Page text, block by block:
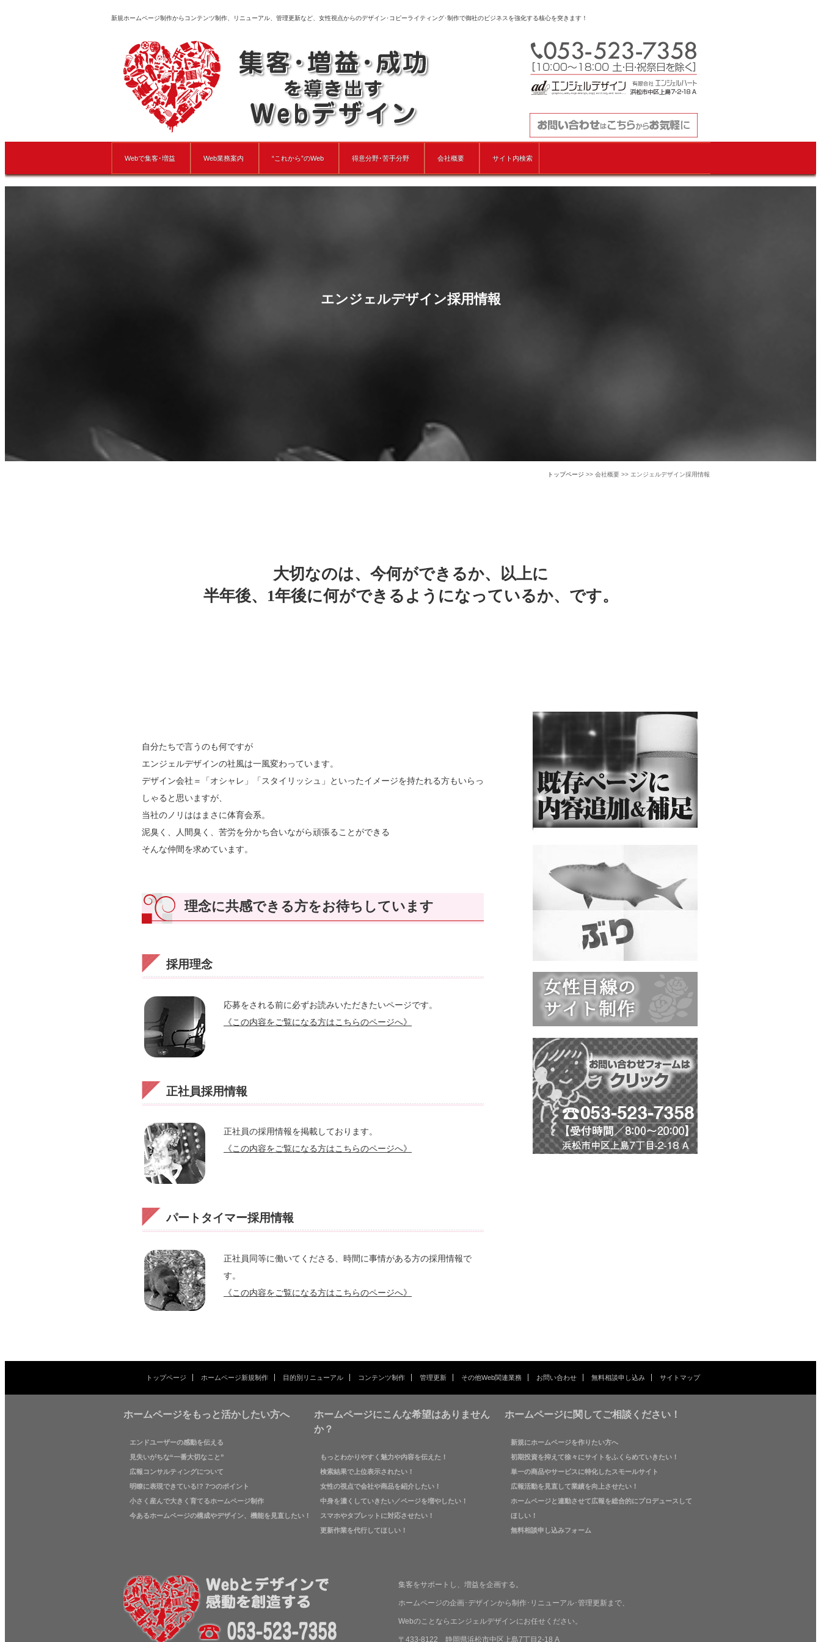
新規ホームページ制作からコンテンツ制作、リニューアル、管理更新など、女性視点からのデザイン･コピーライティング･制作で御社のビジネスを強化する核心を突きます！
Webで集客･増益 Web業務案内 “これから”のWeb 得意分野･苦手分野 会社概要 サイト内検索
エンジェルデザイン採用情報
トップページ >> 会社概要 >> エンジェルデザイン採用情報
大切なのは、今何ができるか、以上に
半年後、1年後に何ができるようになっているか、です。
自分たちで言うのも何ですが
エンジェルデザインの社風は一風変わっています。
デザイン会社＝「オシャレ」「スタイリッシュ」といったイメージを持たれる方もいらっ
しゃると思いますが、
当社のノリははまさに体育会系。
泥臭く、人間臭く、苦労を分かち合いながら頑張ることができる
そんな仲間を求めています。
理念に共感できる方をお待ちしています
採用理念
応募をされる前に必ずお読みいただきたいページです。
《この内容をご覧になる方はこちらのページへ》
正社員採用情報
正社員の採用情報を掲載しております。
《この内容をご覧になる方はこちらのページへ》
パートタイマー採用情報
正社員同等に働いてくださる、時間に事情がある方の採用情報で
す。
《この内容をご覧になる方はこちらのページへ》
トップページ ホームページ新規制作 目的別リニューアル コンテンツ制作 管理更新 その他Web関連業務 お問い合わせ 無料相談申し込み サイトマップ
ホームページをもっと活かしたい方へ
エンドユーザーの感動を伝える
見失いがちな“一番大切なこと”
広報コンサルティングについて
明瞭に表現できている!? 7つのポイント
小さく産んで大きく育てるホームページ制作
今あるホームページの構成やデザイン、機能を見直したい！
ホームページにこんな希望はありません
か？
もっとわかりやすく魅力や内容を伝えた！
検索結果で上位表示されたい！
女性の視点で会社や商品を紹介したい！
中身を濃くしていきたい／ページを増やしたい！
スマホやタブレットに対応させたい！
更新作業を代行してほしい！
ホームページに関してご相談ください！
新規にホームページを作りたい方へ
初期投資を抑えて徐々にサイトをふくらめていきたい！
単一の商品やサービスに特化したスモールサイト
広報活動を見直して業績を向上させたい！
ホームページと連動させて広報を総合的にプロデュースして
ほしい！
無料相談申し込みフォーム
集客をサポートし、増益を企画する。
ホームページの企画･デザインから制作･リニューアル･管理更新まで、
Webのことならエンジェルデザインにお任せください。
〒433-8122 静岡県浜松市中区上島7丁目2-18 A